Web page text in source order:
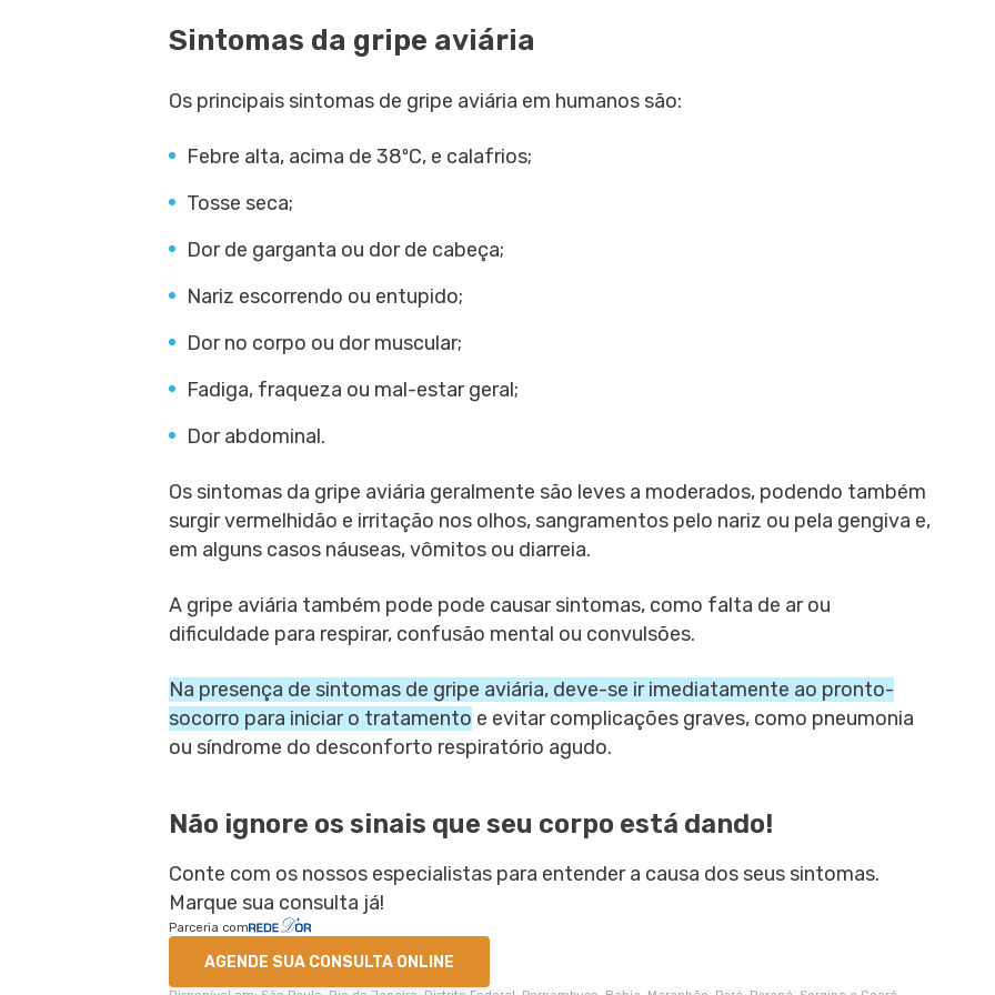
Sintomas da gripe aviária
Os principais sintomas de gripe aviária em humanos são:
Febre alta, acima de 38ºC, e calafrios;
Tosse seca;
Dor de garganta ou dor de cabeça;
Nariz escorrendo ou entupido;
Dor no corpo ou dor muscular;
Fadiga, fraqueza ou mal-estar geral;
Dor abdominal.
Os sintomas da gripe aviária geralmente são leves a moderados, podendo também
surgir vermelhidão e irritação nos olhos, sangramentos pelo nariz ou pela gengiva e,
em alguns casos náuseas, vômitos ou diarreia.
A gripe aviária também pode pode causar sintomas, como falta de ar ou
dificuldade para respirar, confusão mental ou convulsões.
Na presença de sintomas de gripe aviária, deve-se ir imediatamente ao pronto-
socorro para iniciar o tratamento e evitar complicações graves, como pneumonia
ou síndrome do desconforto respiratório agudo.
Não ignore os sinais que seu corpo está dando!
Conte com os nossos especialistas para entender a causa dos seus sintomas.
Marque sua consulta já!
Parceria com
AGENDE SUA CONSULTA ONLINE